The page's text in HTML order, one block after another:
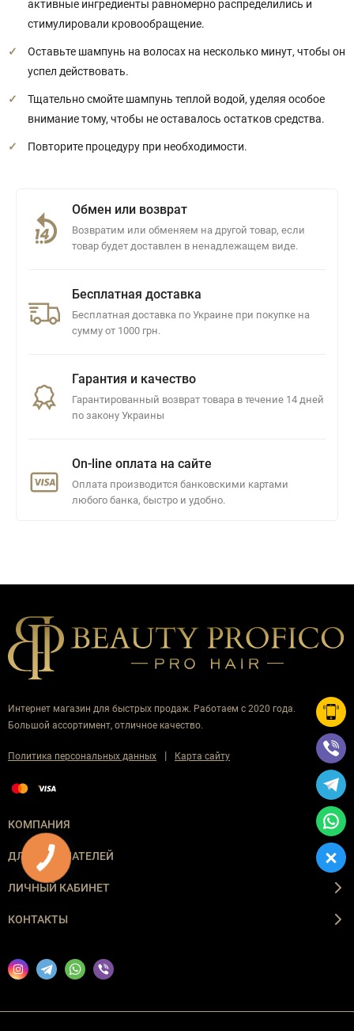
активные ингредиенты равномерно распределились и
стимулировали кровообращение.
Оставьте шампунь на волосах на несколько минут, чтобы он
успел действовать.
Тщательно смойте шампунь теплой водой, уделяя особое
внимание тому, чтобы не оставалось остатков средства.
Повторите процедуру при необходимости.
Обмен или возврат
Возвратим или обменяем на другой товар, если
товар будет доставлен в ненадлежащем виде.
Бесплатная доставка
Бесплатная доставка по Украине при покупке на
сумму от 1000 грн.
Гарантия и качество
Гарантированный возврат товара в течение 14 дней
по закону Украины
On-line оплата на сайте
Оплата производится банковскими картами
любого банка, быстро и удобно.
Интернет магазин для быстрых продаж. Работаем с 2020 года.
Большой ассортимент, отличное качество.
Политика персональных данных | Карта сайту
КОМПАНИЯ
ДЛЯ ПОКУПАТЕЛЕЙ
ЛИЧНЫЙ КАБИНЕТ
КОНТАКТЫ